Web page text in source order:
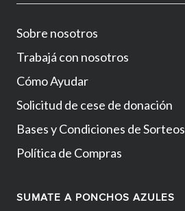
Sobre nosotros
Trabajá con nosotros
Cómo Ayudar
Solicitud de cese de donación
Bases y Condiciones de Sorteos
Política de Compras
SUMATE A PONCHOS AZULES